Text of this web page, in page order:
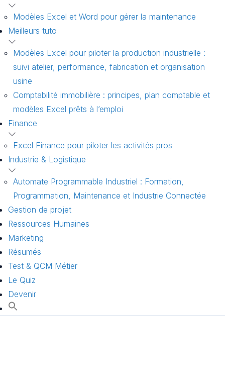
Modèles Excel et Word pour gérer la maintenance
Meilleurs tuto
Modèles Excel pour piloter la production industrielle :
suivi atelier, performance, fabrication et organisation
usine
Comptabilité immobilière : principes, plan comptable et
modèles Excel prêts à l’emploi
Finance
Excel Finance pour piloter les activités pros
Industrie & Logistique
Automate Programmable Industriel : Formation,
Programmation, Maintenance et Industrie Connectée
Gestion de projet
Ressources Humaines
Marketing
Résumés
Test & QCM Métier
Le Quiz
Devenir